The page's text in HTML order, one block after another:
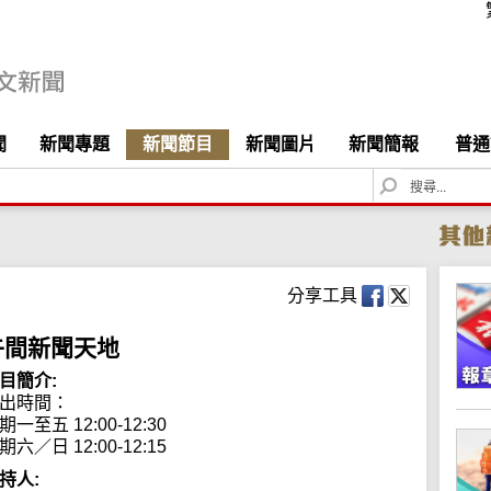
新聞專題 新聞節目 新聞圖片 新聞簡報
普
S
e
c
h
分享工具
間新聞天地
簡介:
時間：
一至五 12:00-12:30
六／日 12:00-12:15
人: